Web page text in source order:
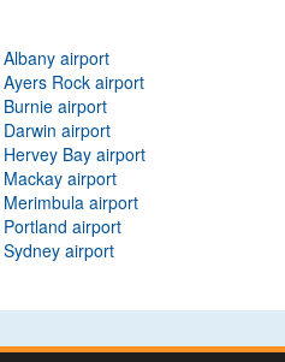
Albany airport
Ayers Rock airport
Burnie airport
Darwin airport
Hervey Bay airport
Mackay airport
Merimbula airport
Portland airport
Sydney airport